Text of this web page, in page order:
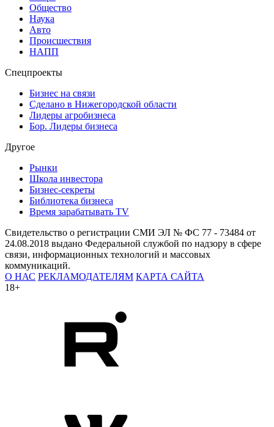
Общество
Наука
Авто
Происшествия
НАПП
Спецпроекты
Бизнес на связи
Сделано в Нижегородской области
Лидеры агробизнеса
Бор. Лидеры бизнеса
Другое
Рынки
Школа инвестора
Бизнес-секреты
Библиотека бизнеса
Время зарабатывать TV
Свидетельство о регистрации СМИ ЭЛ № ФС 77 - 73484 от
24.08.2018 выдано Федеральной службой по надзору в сфере
связи, информационных технологий и массовых
коммуникаций.
О НАС РЕКЛАМОДАТЕЛЯМ КАРТА САЙТА
18+